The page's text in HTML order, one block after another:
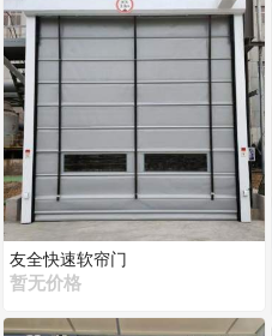
友全快速软帘门
暂无价格